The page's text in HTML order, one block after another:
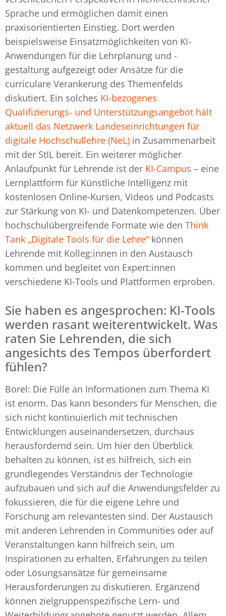
Sprache und ermöglichen damit einen
praxisorientierten Einstieg. Dort werden
beispielsweise Einsatzmöglichkeiten von KI-
Anwendungen für die Lehrplanung und -
gestaltung aufgezeigt oder Ansätze für die
curriculare Verankerung des Themenfelds
diskutiert. Ein solches KI-bezogenes
Qualifizierungs- und Unterstützungsangebot hält
aktuell das Netzwerk Landeseinrichtungen für
digitale Hochschullehre (NeL) in Zusammenarbeit
mit der StIL bereit. Ein weiterer möglicher
Anlaufpunkt für Lehrende ist der KI-Campus – eine
Lernplattform für Künstliche Intelligenz mit
kostenlosen Online-Kursen, Videos und Podcasts
zur Stärkung von KI- und Datenkompetenzen. Über
hochschulübergreifende Formate wie den Think
Tank „Digitale Tools für die Lehre“ können
Lehrende mit Kolleg:innen in den Austausch
kommen und begleitet von Expert:innen
verschiedene KI-Tools und Plattformen erproben.
Sie haben es angesprochen: KI-Tools
werden rasant weiterentwickelt. Was
raten Sie Lehrenden, die sich
angesichts des Tempos überfordert
fühlen?
Borel: Die Fülle an Informationen zum Thema KI
ist enorm. Das kann besonders für Menschen, die
sich nicht kontinuierlich mit technischen
Entwicklungen auseinandersetzen, durchaus
herausfordernd sein. Um hier den Überblick
behalten zu können, ist es hilfreich, sich ein
grundlegendes Verständnis der Technologie
aufzubauen und sich auf die Anwendungsfelder zu
fokussieren, die für die eigene Lehre und
Forschung am relevantesten sind. Der Austausch
mit anderen Lehrenden in Communities oder auf
Veranstaltungen kann hilfreich sein, um
Inspirationen zu erhalten, Erfahrungen zu teilen
oder Lösungsansätze für gemeinsame
Herausforderungen zu diskutieren. Ergänzend
können zielgruppenspezifische Lern- und